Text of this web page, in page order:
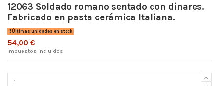
12063 Soldado romano sentado con dinares.
Fabricado en pasta cerámica Italiana.
Últimas unidades en stock
54,00 €
Impuestos incluidos